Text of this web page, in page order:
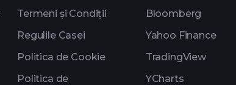
Termeni și Condiții
Regulile Casei
Politica de Cookie
Politica de
Bloomberg
Yahoo Finance
TradingView
YCharts